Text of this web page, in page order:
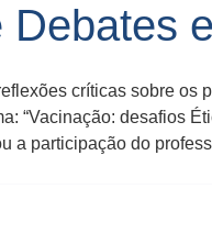
Debates
críticas sobre os
“Vacinação: desafios
a participação do